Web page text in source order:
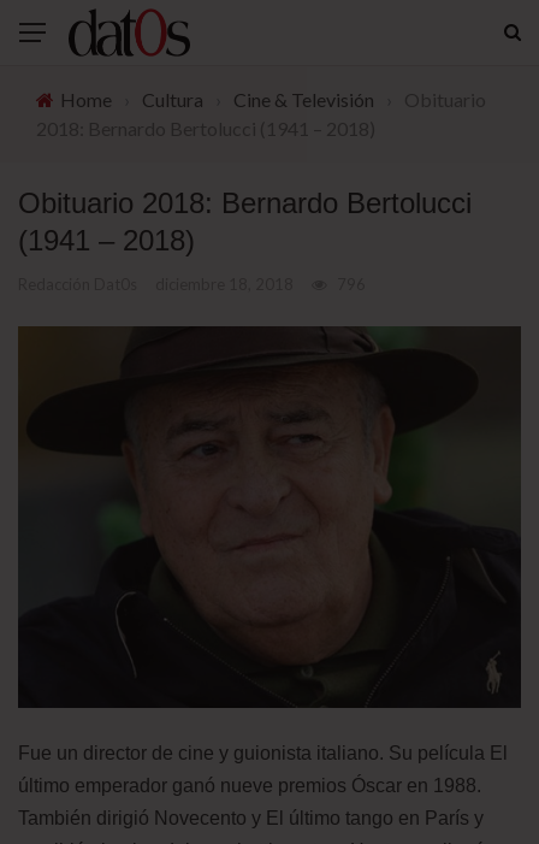
Home Cultura Cine & Televisión
Obituario 2018: Bernardo Bertolucci
(1941 – 2018)
Fue un director de cine y guionista italiano. Su película El
último emperador ganó nueve premios Óscar en 1988.
También dirigió Novecento y El último tango en París y